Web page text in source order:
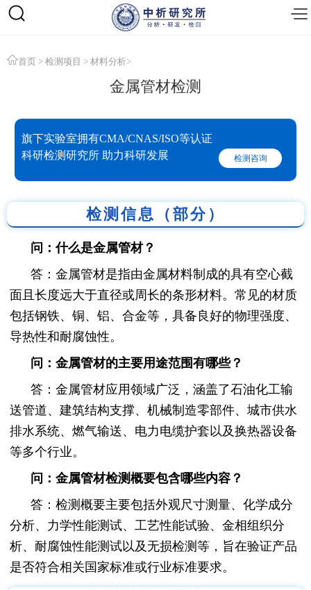
首页 > 检测项目 > 材料分析>
金属管材检测
旗下实验室拥有CMA/CNAS/ISO等认证
科研检测研究所 助力科研发展
检测咨询
检测信息（部分）
问：什么是金属管材？
答：金属管材是指由金属材料制成的具有空心截
面且长度远大于直径或周长的条形材料。常见的材质
包括钢铁、铜、铝、合金等，具备良好的物理强度、
导热性和耐腐蚀性。
问：金属管材的主要用途范围有哪些？
答：金属管材应用领域广泛，涵盖了石油化工输
送管道、建筑结构支撑、机械制造零部件、城市供水
排水系统、燃气输送、电力电缆护套以及换热器设备
等多个行业。
问：金属管材检测概要包含哪些内容？
答：检测概要主要包括外观尺寸测量、化学成分
分析、力学性能测试、工艺性能试验、金相组织分
析、耐腐蚀性能测试以及无损检测等，旨在验证产品
是否符合相关国家标准或行业标准要求。